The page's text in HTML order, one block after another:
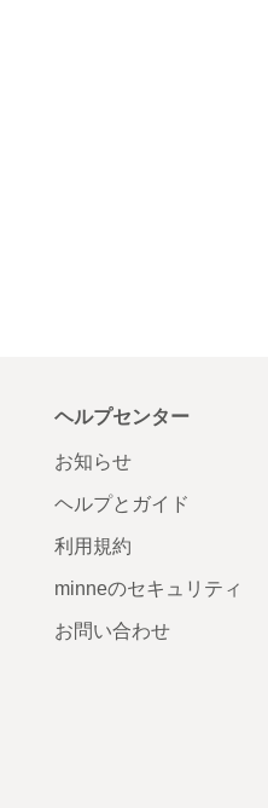
ヘルプセンター
お知らせ
ヘルプとガイド
利用規約
minneのセキュリティ
お問い合わせ